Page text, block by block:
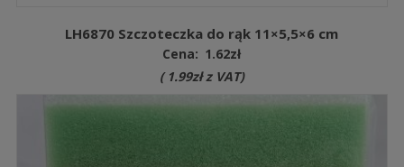
LH6870 Szczoteczka do rąk 11×5,5×6 cm
Cena: 1.62zł
( 1.99złz VAT)